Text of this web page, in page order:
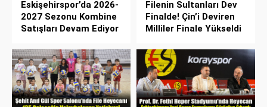
Eskişehirspor’da 2026-
2027 Sezonu Kombine
Satışları Devam Ediyor
Filenin Sultanları Dev
Finalde! Çin’i Deviren
Milliler Finale Yükseldi